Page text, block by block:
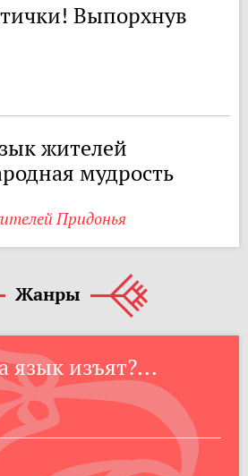
Выпорхнув
жителей
мудрость
Придонья
Жанры
язык изъят?...